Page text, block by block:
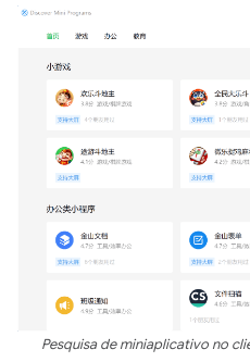
Pesquisa de miniaplicativo no